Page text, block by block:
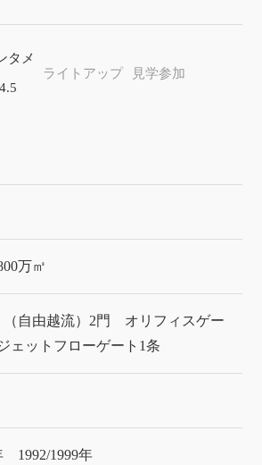
タメ
4.5
ライトアップ 見学参加
万㎥
（自由越流）2門 オリフィスゲー
ェットフローゲート1条
1992/1999年